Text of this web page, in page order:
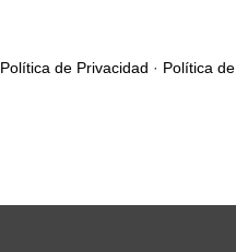
Política de Privacidad · Política